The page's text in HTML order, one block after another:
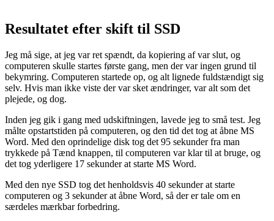
Resultatet efter skift til SSD
Jeg må sige, at jeg var ret spændt, da kopiering af var slut, og
computeren skulle startes første gang, men der var ingen grund til
bekymring. Computeren startede op, og alt lignede fuldstændigt sig
selv. Hvis man ikke viste der var sket ændringer, var alt som det
plejede, og dog.
Inden jeg gik i gang med udskiftningen, lavede jeg to små test. Jeg
målte opstartstiden på computeren, og den tid det tog at åbne MS
Word. Med den oprindelige disk tog det 95 sekunder fra man
trykkede på Tænd knappen, til computeren var klar til at bruge, og
det tog yderligere 17 sekunder at starte MS Word.
Med den nye SSD tog det henholdsvis 40 sekunder at starte
computeren og 3 sekunder at åbne Word, så der er tale om en
særdeles mærkbar forbedring.